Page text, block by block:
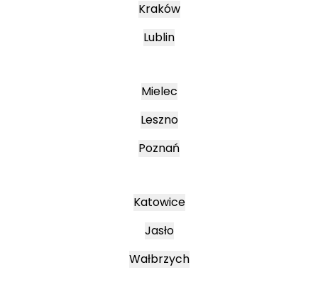
Kraków
Lublin
Mielec
Leszno
Poznań
Katowice
Jasło
Wałbrzych